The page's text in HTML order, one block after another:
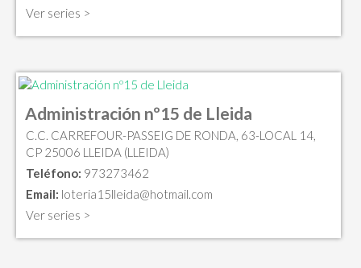
Ver series >
Administración nº15 de Lleida
C.C. CARREFOUR-PASSEIG DE RONDA, 63-LOCAL 14,
CP 25006 LLEIDA (LLEIDA)
Teléfono: 973273462
Email: loteria15lleida@hotmail.com
Ver series >